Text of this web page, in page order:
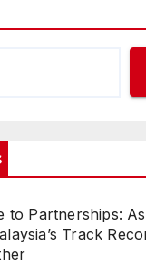
to Partnerships:
Track